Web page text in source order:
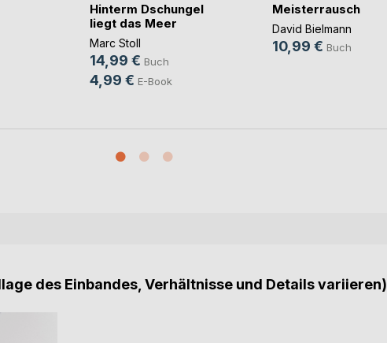
Hinterm Dschungel
liegt das Meer
Marc Stoll
14,99 € Buch
4,99 € E-Book
Meisterrausch
David Bielmann
10,99 € Buch
des Einbandes, Verhältnisse und Details variieren)